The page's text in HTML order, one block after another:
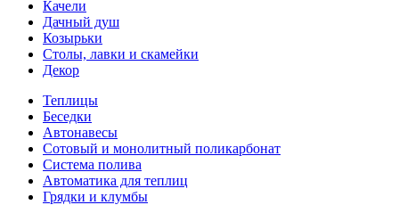
Качели
Дачный душ
Козырьки
Столы, лавки и скамейки
Декор
Теплицы
Беседки
Автонавесы
Сотовый и монолитный поликарбонат
Система полива
Автоматика для теплиц
Грядки и клумбы